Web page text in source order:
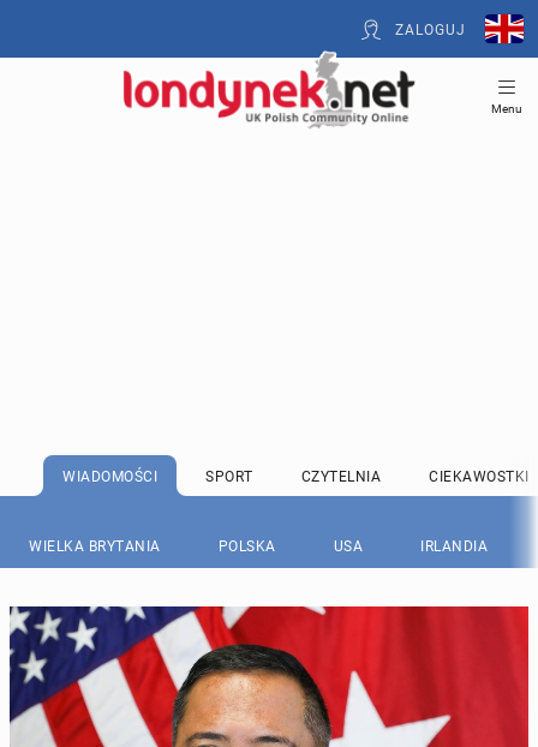
ZALOGUJ
Menu
WIADOMOŚCI SPORT CZYTELNIA CIEKAWOSTKI
WIELKA BRYTANIA POLSKA USA IRLANDIA